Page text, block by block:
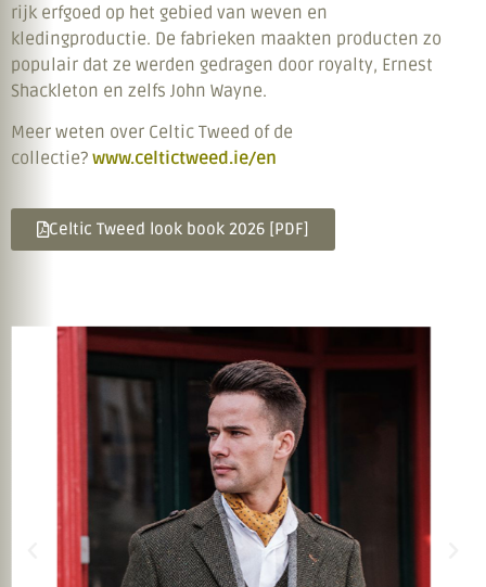
rijk erfgoed op het gebied van weven en
kledingproductie. De fabrieken maakten producten zo
populair dat ze werden gedragen door royalty, Ernest
Shackleton en zelfs John Wayne.
Meer weten over Celtic Tweed of de
collectie? www.celtictweed.ie/en
Celtic Tweed look book 2026 [PDF]